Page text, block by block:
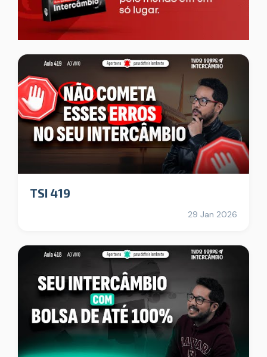
TSI 419
29 Jan 2026